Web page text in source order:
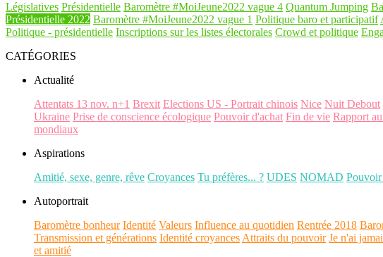
Législatives Présidentielle Baromètre #MoiJeune2022 vague 4 Quantum Jumping
Présidentielle 2022 Baromètre #MoiJeune2022 vague 1 Politique baro et participatif
Politique - présidentielle Inscriptions sur les listes électorales Crowd et politique
CATÉGORIES
Actualité
Attentats 13 nov. n+1 Brexit Elections US - Portrait chinois Nice Nuit Debout
Ukraine Prise de conscience écologique Pouvoir d'achat Fin de vie Rapport
mondiaux
Aspirations
Amitié, sexe, genre, rêve Croyances Tu préfères... ? UDES NOMAD
Autoportrait
Baromètre bonheur Identité Valeurs Influence au quotidien Rentrée 2018
Transmission et générations Identité croyances Attraits du pouvoir Je n'ai
et amitié